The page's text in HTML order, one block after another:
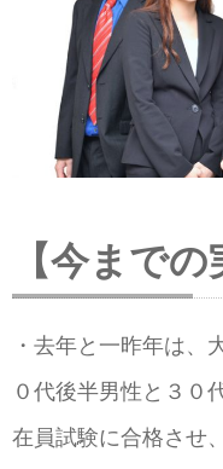
【今までの
・去年と一昨年は、
０代後半男性と３０
在員試験に合格させ